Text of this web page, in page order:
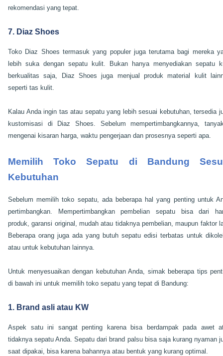
rekomendasi yang tepat.
7. Diaz Shoes
Toko Diaz Shoes termasuk yang populer juga terutama bagi mereka
lebih suka dengan sepatu kulit. Bukan hanya menyediakan sepatu
berkualitas saja, Diaz Shoes juga menjual produk material kulit
seperti tas kulit.
Kalau Anda ingin tas atau sepatu yang lebih sesuai kebutuhan, tersedia
kustomisasi di Diaz Shoes. Sebelum mempertimbangkannya,
mengenai kisaran harga, waktu pengerjaan dan prosesnya seperti apa.
Memilih Toko Sepatu di Bandung
Kebutuhan
Sebelum memilih toko sepatu, ada beberapa hal yang penting untuk
pertimbangkan. Mempertimbangkan pembelian sepatu bisa dari
produk, garansi original, mudah atau tidaknya pembelian, maupun faktor
Beberapa orang juga ada yang butuh sepatu edisi terbatas untuk
atau untuk kebutuhan lainnya.
Untuk menyesuaikan dengan kebutuhan Anda, simak beberapa tips
di bawah ini untuk memilih toko sepatu yang tepat di Bandung:
1. Brand asli atau KW
Aspek satu ini sangat penting karena bisa berdampak pada awet
tidaknya sepatu Anda. Sepatu dari brand palsu bisa saja kurang nyaman
saat dipakai, bisa karena bahannya atau bentuk yang kurang optimal.